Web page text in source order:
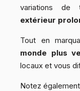
variations de
extérieur
Tout en
monde plus
locaux et vous
Notez